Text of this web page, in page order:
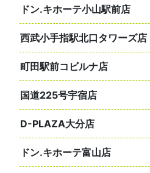
ドン.キホーテ小山駅前店
西武小手指駅北口タワーズ店
町田駅前コビルナ店
国道225号宇宿店
D-PLAZA大分店
ドン.キホーテ富山店